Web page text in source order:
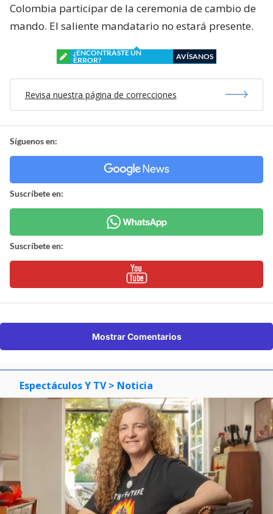
Colombia participar de la ceremonia de cambio de
mando. El saliente mandatario no estará presente.
¿ENCONTRASTE UN
ERROR?
AVÍSANOS
Revisa nuestra página de correcciones
Síguenos en:
Suscríbete en:
Suscríbete en:
Mostrar Comentarios
Espectáculos Y TV > Noticia